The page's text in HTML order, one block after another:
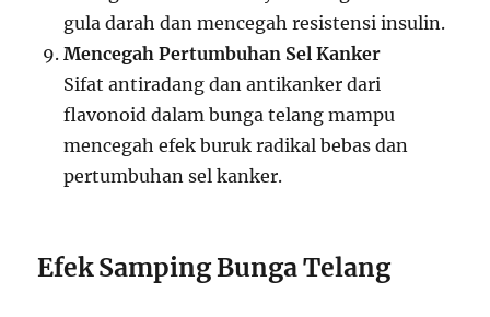
gula darah dan mencegah resistensi insulin.
Mencegah Pertumbuhan Sel Kanker
Sifat antiradang dan antikanker dari
flavonoid dalam bunga telang mampu
mencegah efek buruk radikal bebas dan
pertumbuhan sel kanker.
Efek Samping Bunga Telang